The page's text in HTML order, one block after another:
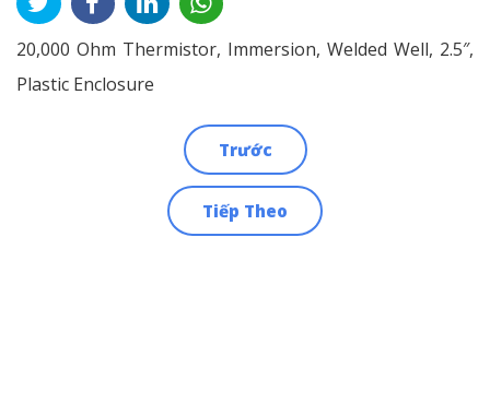
20,000 Ohm Thermistor, Immersion, Welded Well, 2.5″,
Plastic Enclosure
Trước
Tiếp Theo